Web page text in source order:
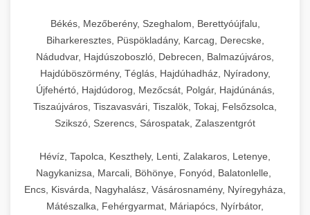
Békés, Mezőberény, Szeghalom, Berettyóújfalu,
Biharkeresztes, Püspökladány, Karcag, Derecske,
Nádudvar, Hajdúszoboszló, Debrecen, Balmazújváros,
Hajdúböszörmény, Téglás, Hajdúhadház, Nyíradony,
Újfehértó, Hajdúdorog, Mezőcsát, Polgár, Hajdúnánás,
Tiszaújváros, Tiszavasvári, Tiszalök, Tokaj, Felsőzsolca,
Szikszó, Szerencs, Sárospatak, Zalaszentgrót
Hévíz, Tapolca, Keszthely, Lenti, Zalakaros, Letenye,
Nagykanizsa, Marcali, Böhönye, Fonyód, Balatonlelle,
Encs, Kisvárda, Nagyhalász, Vásárosnamény, Nyíregyháza,
Mátészalka, Fehérgyarmat, Máriapócs, Nyírbátor,